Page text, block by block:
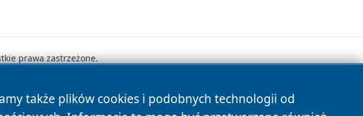
także plików cookies i podobnych technologii od
prawa zastrzeżone.
Polityka Cookies